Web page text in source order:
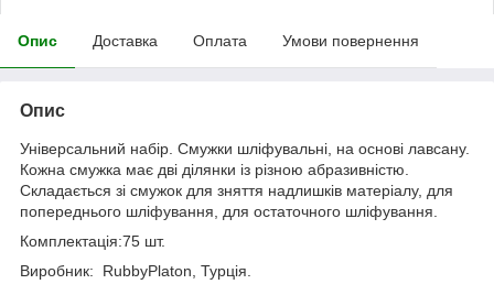
Опис Доставка Оплата Умови повернення
Опис
Універсальний набір. Смужки шліфувальні, на основі лавсану.
Кожна смужка має дві ділянки із різною абразивністю.
Складається зі смужок для зняття надлишків матеріалу, для
попереднього шліфування, для остаточного шліфування.
Комплектація:75 шт.
Виробник: RubbyPlaton, Турція.